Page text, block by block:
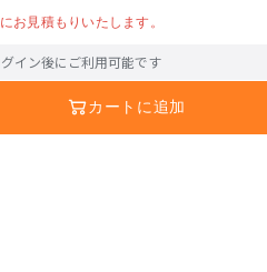
お見積もりいたします。
イン後にご利用可能です
カートに追加